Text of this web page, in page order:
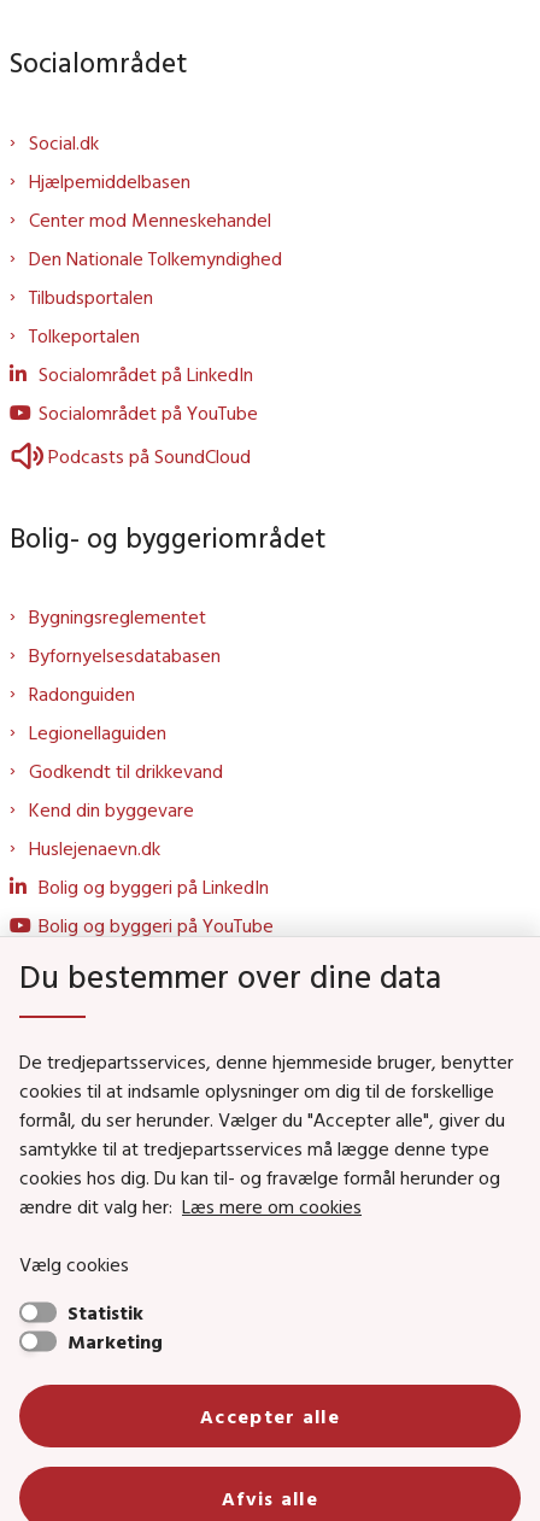
Socialområdet
Social.dk
Hjælpemiddelbasen
Center mod Menneskehandel
Den Nationale Tolkemyndighed
Tilbudsportalen
Tolkeportalen
Socialområdet på LinkedIn
Socialområdet på YouTube
Podcasts på SoundCloud
Bolig- og byggeriområdet
Bygningsreglementet
Byfornyelsesdatabasen
Radonguiden
Legionellaguiden
Godkendt til drikkevand
Kend din byggevare
Huslejenaevn.dk
Bolig og byggeri på LinkedIn
Bolig og byggeri på YouTube
Social- og Boligministeriet
Job i Social- og Boligstyrelsen
Puljer og tilskud
Nyhedsbreve
Social- og Boligstyrelsens nyheder som RSS feed
Social- og Boligstyrelsen • Tlf.: 72 42 37 00 •
sikkermail• EAN-nr.: 5798000354838 • CVR-nr.:
26144698
Primær adresse og reception: Lerchesgade 35, 5, 5000 Odense C •
Bolig- og byggeriområdet: Holmens kanal 22, 1060 København K
Du bestemmer over dine data
De tredjepartsservices, denne hjemmeside bruger, benytter
cookies til at indsamle oplysninger om dig til de forskellige
formål, du ser herunder. Vælger du "Accepter alle", giver du
samtykke til at tredjepartsservices må lægge denne type
cookies hos dig. Du kan til- og fravælge formål herunder og
ændre dit valg her: Læs mere om cookies
Vælg cookies
Statistik
Marketing
Accepter alle
Afvis alle